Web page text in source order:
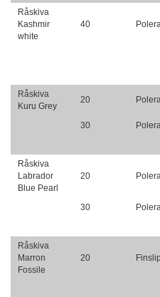
Råskiva
Kashmir
white
40
Råskiva
Kuru Grey
20
30
Råskiva
Labrador
Blue Pearl
20
30
Råskiva
Marron
Fossile
20